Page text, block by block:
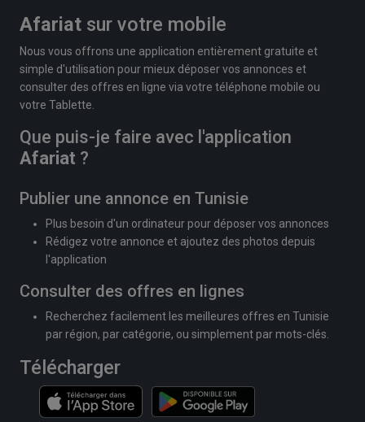
Afariat sur votre mobile
Nous vous offrons une application entièrement gratuite et
simple d'utilisation pour mieux déposer vos annonces et
consulter des offres en ligne via votre téléphone mobile ou
votre Tablette.
Que puis-je faire avec l'application
Afariat ?
Publier une annonce en Tunisie
Plus besoin d'un ordinateur pour déposer vos annonces
Rédigez votre annonce et ajoutez des photos depuis
l'application
Consulter des offres en lignes
Recherchez facilement les meilleures offres en Tunisie
par région, par catégorie, ou simplement par mots-clés.
Télécharger